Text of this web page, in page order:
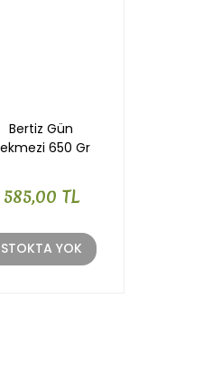
Bertiz Gün
650 Gr
585,00 TL
STOKTA YOK